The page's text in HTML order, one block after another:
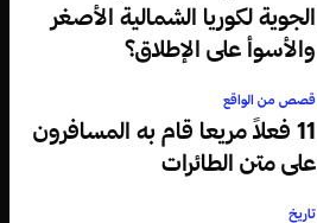
الجوية لكوريا الشمالية الأصغر
والأسوأ على الإطلاق؟
قصص من الواقع
11 فعلاً مريعا قام به المسافرون
على متن الطائرات
تاريخ